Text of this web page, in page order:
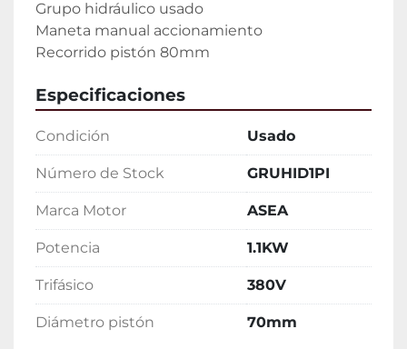
Grupo hidráulico usado
Maneta manual accionamiento
Recorrido pistón 80mm
Especificaciones
Condición Usado
Número de Stock GRUHID1PI
Marca Motor ASEA
Potencia 1.1KW
Trifásico 380V
Diámetro pistón 70mm